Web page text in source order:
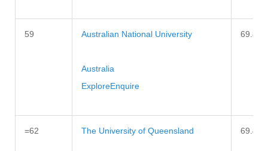
59 Australian National University
Australia
ExploreEnquire
69.8
=62 The University of Queensland 69.4